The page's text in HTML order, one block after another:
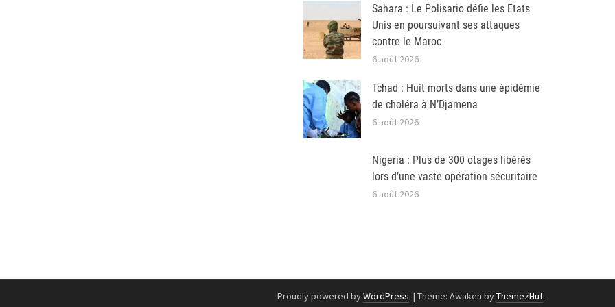
Sahara : Le Polisario défie les Etats
Unis en poursuivant ses attaques
contre le Maroc
6 août 2026
Tchad : Huit morts dans une épidémie
de choléra à N’Djamena
6 août 2026
Nigeria : Plus de 300 otages libérés
lors d’une vaste opération sécuritaire
6 août 2026
Proudly powered byWordPress. | Theme: Awaken byThemezHut.